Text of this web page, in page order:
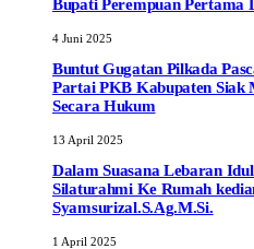
Bupati Perempuan Pertama
4 Juni 2025
Buntut Gugatan Pilkada
Partai PKB Kabupaten Siak
Secara Hukum
13 April 2025
Dalam Suasana Lebaran
Silaturahmi Ke Rumah
Syamsurizal.S.Ag.M.Si.
1 April 2025